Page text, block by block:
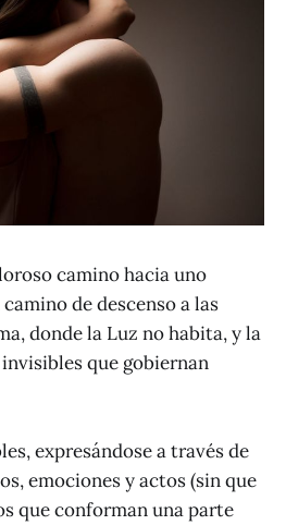
camino hacia uno
de descenso a las
donde la Luz no habita, y la
que gobiernan
expresándose a través de
emociones y actos (sin que
que conforman una parte